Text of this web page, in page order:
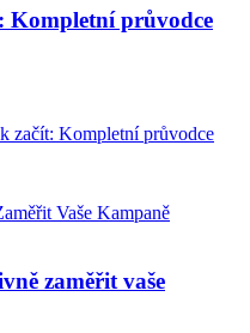
Kompletní průvodce
začít: Kompletní průvodce
zaměřit vaše